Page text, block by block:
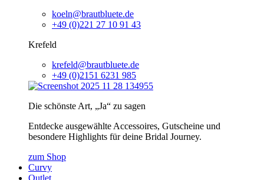
koeln@brautbluete.de
+49 (0)221 27 10 91 43
Krefeld
krefeld@brautbluete.de
+49 (0)2151 6231 985
Die schönste Art, „Ja“ zu sagen
Entdecke ausgewählte Accessoires, Gutscheine und
besondere Highlights für deine Bridal Journey.
zum Shop
Curvy